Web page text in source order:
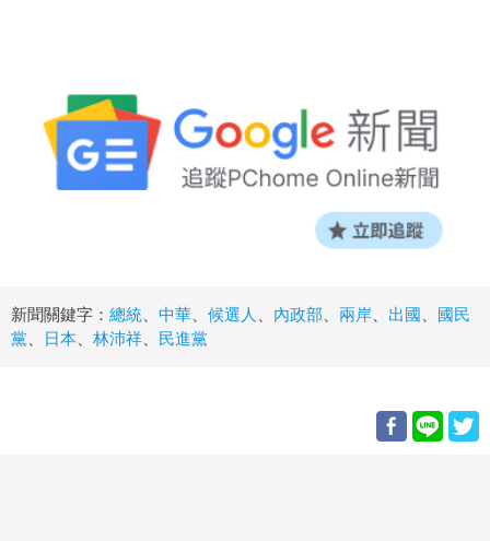
新聞關鍵字： 總統 中華 候選人 內政部 兩岸 出國
國民
黨
日本 林沛祥 民進黨